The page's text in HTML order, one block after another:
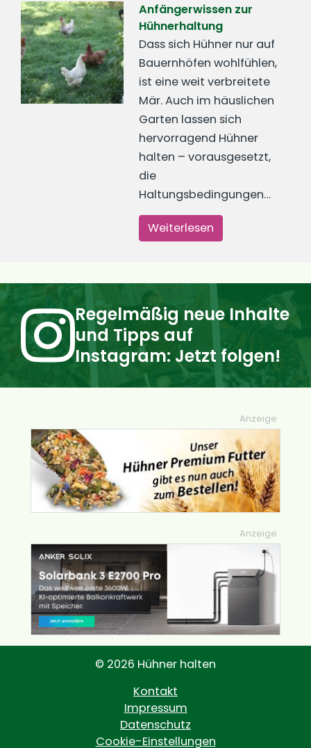
Anfängerwissen zur
Hühnerhaltung
Dass sich Hühner nur auf
Bauernhöfen wohlfühlen,
ist eine weit verbreitete
Mär. Auch im häuslichen
Garten lassen sich
hervorragend Hühner
halten – vorausgesetzt,
die
Haltungsbedingungen…
Weiterlesen
Regelmäßig neue Inhalte
und Tipps auf
Instagram: Jetzt folgen!
Anzeige
Anzeige
© 2026 Hühner halten
Kontakt
Impressum
Datenschutz
Cookie-Einstellungen